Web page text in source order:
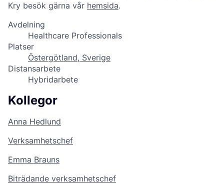
Kry besök gärna vår hemsida.
Avdelning
Healthcare Professionals
Platser
Östergötland, Sverige
Distansarbete
Hybridarbete
Kollegor
Anna Hedlund
Verksamhetschef
Emma Brauns
Biträdande verksamhetschef